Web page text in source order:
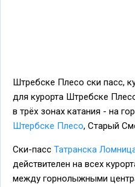
Штребске Плесо ски пасс,
для курорта Штребске
в трёх зонах катания - на
Штербске Плесо, Старый
Ски-пасс Татранска
действителен на всех
между горнолыжными